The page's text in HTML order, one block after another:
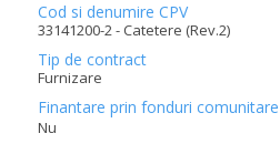
Cod si denumire CPV
33141200-2 - Catetere (Rev.2)
Tip de contract
Furnizare
Finantare prin fonduri comunitare
Nu